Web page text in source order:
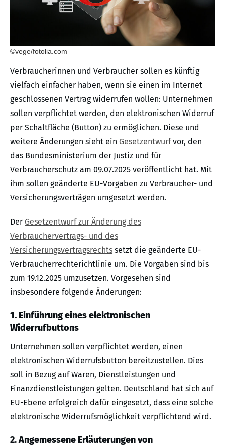
©vege/fotolia.com
Verbraucherinnen und Verbraucher sollen es künftig
vielfach einfacher haben, wenn sie einen im Internet
geschlossenen Vertrag widerrufen wollen: Unternehmen
sollen verpflichtet werden, den elektronischen Widerruf
per Schaltfläche (Button) zu ermöglichen. Diese und
weitere Änderungen sieht ein Gesetzentwurfvor, den
das Bundesministerium der Justiz und für
Verbraucherschutz am 09.07.2025 veröffentlicht hat. Mit
ihm sollen geänderte EU-Vorgaben zu Verbraucher- und
Versicherungsverträgen umgesetzt werden.
Der Gesetzentwurf zur Änderung des
Verbrauchervertrags- und des
Versicherungsvertragsrechts setzt die geänderte EU-
Verbraucherrechterichtlinie um. Die Vorgaben sind bis
zum 19.12.2025 umzusetzen. Vorgesehen sind
insbesondere folgende Änderungen:
1. Einführung eines elektronischen
Widerrufbuttons
Unternehmen sollen verpflichtet werden, einen
elektronischen Widerrufsbutton bereitzustellen. Dies
soll in Bezug auf Waren, Dienstleistungen und
Finanzdienstleistungen gelten. Deutschland hat sich auf
EU-Ebene erfolgreich dafür eingesetzt, dass eine solche
elektronische Widerrufsmöglichkeit verpflichtend wird.
2. Angemessene Erläuterungen von